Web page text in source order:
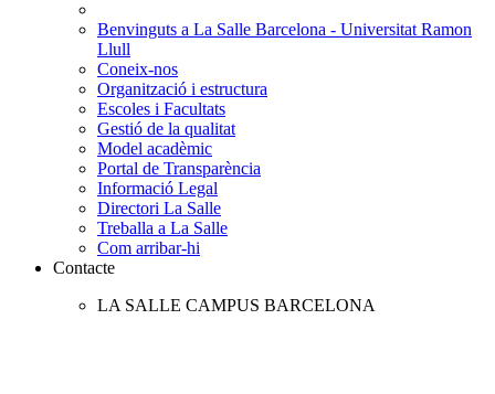
Benvinguts a La Salle Barcelona - Universitat Ramon
Llull
Coneix-nos
Organització i estructura
Escoles i Facultats
Gestió de la qualitat
Model acadèmic
Portal de Transparència
Informació Legal
Directori La Salle
Treballa a La Salle
Com arribar-hi
Contacte
LA SALLE CAMPUS BARCELONA